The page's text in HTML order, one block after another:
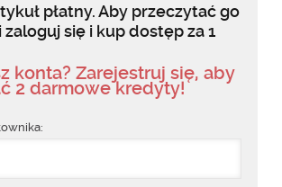
płatny. Aby przeczytać go
zaloguj się i kup dostęp za 1
konta? Zarejestruj się, aby
2 darmowe kredyty!